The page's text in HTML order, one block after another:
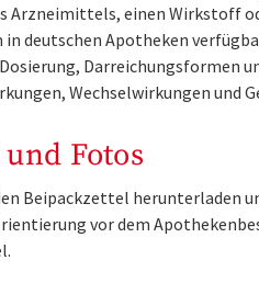
Arzneimittels, einen Wirkstoff
deutschen Apotheken
Darreichungsformen
Wechselwirkungen und
Fotos
Beipackzettel herunterladen
vor dem